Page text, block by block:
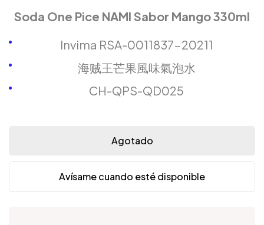
Soda One Pice NAMI Sabor Mango 330ml
Invima RSA-0011837-20211
海贼王芒果風味氣泡水
CH-QPS-QD025
Agotado
Avísame cuando esté disponible